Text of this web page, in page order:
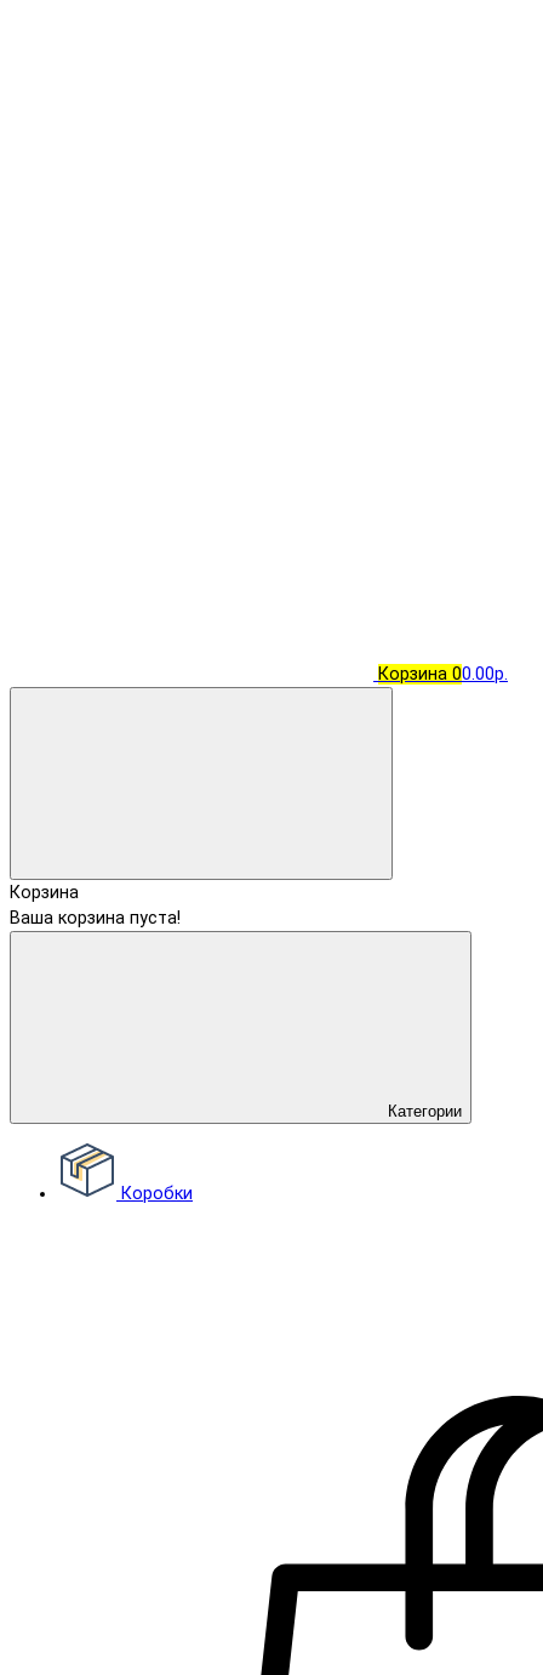
Корзина 00.00р.
Корзина
Ваша корзина пуста!
Категории
Коробки